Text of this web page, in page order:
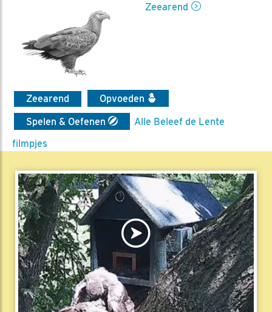
Zeearend
Zeearend
Opvoeden
Spelen & Oefenen
Alle Beleef de Lente
filmpjes